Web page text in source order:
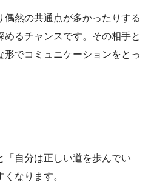
偶然の共通点が多かったりする
るチャンスです。その相手と
でコミュニケーションをとっ
「自分は正しい道を歩んでい
なります。